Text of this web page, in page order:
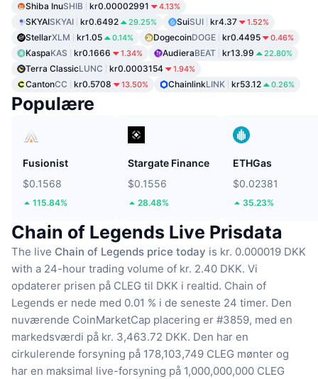
Shiba InuSHIB kr0.00002991 4.13%
SKYAISKYAI kr0.6492 29.25% SuiSUI kr4.37 1.52%
StellarXLM kr1.05 0.14% DogecoinDOGE kr0.4495 0.46%
KaspaKAS kr0.1666 1.34% AudieraBEAT kr13.99 22.80%
Terra ClassicLUNC kr0.0003154 1.94%
CantonCC kr0.5708 13.50% ChainlinkLINK kr53.12 0.26%
Populære
Fusionist
$0.1568
115.84%
Stargate Finance
$0.1556
28.48%
ETHGas
$0.02381
35.23%
Chain of Legends Live Prisdata
The live Chain of Legends price today is kr. 0.000019 DKK
with a 24-hour trading volume of kr. 2.40 DKK. Vi
opdaterer prisen på CLEG til DKK i realtid. Chain of
Legends er nede med 0.01 % i de seneste 24 timer. Den
nuværende CoinMarketCap placering er #3859, med en
markedsværdi på kr. 3,463.72 DKK. Den har en
cirkulerende forsyning på 178,103,749 CLEG mønter og
har en maksimal live-forsyning på 1,000,000,000 CLEG